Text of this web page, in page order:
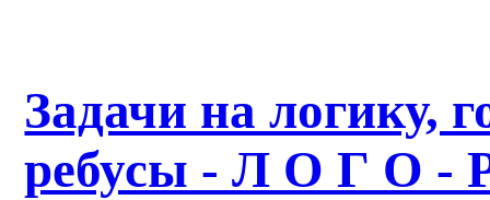
Задачи на логику,
ребусы - Л О Г О -